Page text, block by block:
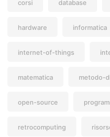
corsi database
hardware informatica
internet-of-things
matematica metodo-
open-source
retrocomputing